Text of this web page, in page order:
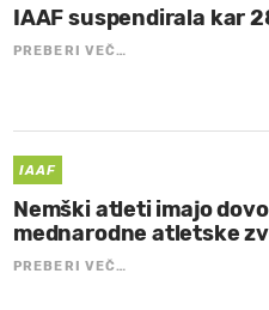
IAAF suspendirala kar
PREBERI VEČ…
IAAF
Nemški atleti imajo
mednarodne atletske
PREBERI VEČ…